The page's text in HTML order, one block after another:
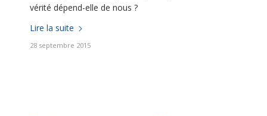
vérité dépend-elle de nous ?
Lire la suite
28 septembre 2015